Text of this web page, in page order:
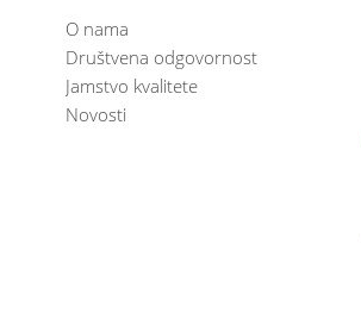
O nama
Društvena odgovornost
Jamstvo kvalitete
Novosti